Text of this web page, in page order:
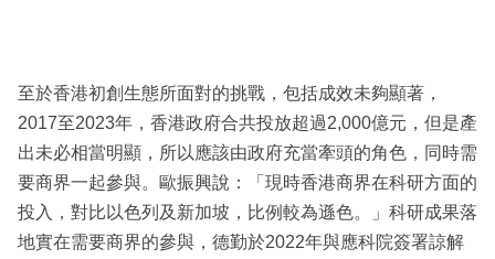
至於香港初創生態所面對的挑戰，包括成效未夠顯著，
2017至2023年，香港政府合共投放超過2,000億元，但是產
出未必相當明顯，所以應該由政府充當牽頭的角色，同時需
要商界一起參與。歐振興說：「現時香港商界在科研方面的
投入，對比以色列及新加坡，比例較為遜色。」科研成果落
地實在需要商界的參與，德勤於2022年與應科院簽署諒解